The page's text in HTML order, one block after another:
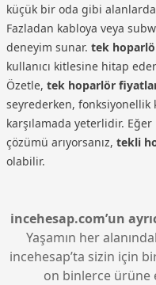
küçük bir oda gibi
Fazladan kabloya veya
deneyim sunar. tek
kullanıcı kitlesine hitap
Özetle, tek hoparlör
seyrederken, fonksiyonellik
karşılamada yeterlidir.
çözümü arıyorsanız, tekli
olabilir.
incehesap.com’un
Yaşamın her
incehesap’ta sizin için
on binlerce ürüne